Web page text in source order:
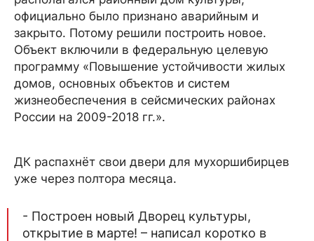
официально было признано аварийным и
закрыто. Потому решили построить новое.
Объект включили в федеральную целевую
программу «Повышение устойчивости жилых
домов, основных объектов и систем
жизнеобеспечения в сейсмических районах
России на 2009-2018 гг.».
ДК распахнёт свои двери для мухоршибирцев
уже через полтора месяца.
- Построен новый Дворец культуры,
открытие в марте! – написал коротко в